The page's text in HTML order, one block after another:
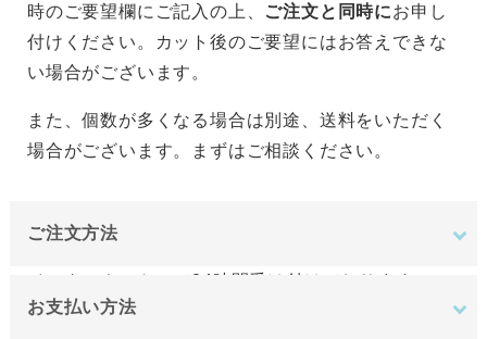
時のご要望欄にご記入の上、 ご注文と同時にお申し
付けください。カット後のご要望にはお答えできな
い場合がございます。
また、個数が多くなる場合は別途、送料をいただく
場合がございます。まずはご相談ください。
ご注文方法
インターネットにて24時間受け付けております。
お支払い方法